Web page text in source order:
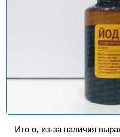
Итого, из-за наличия